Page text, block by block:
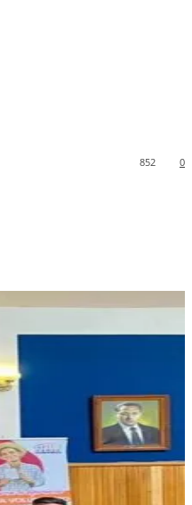
0
852